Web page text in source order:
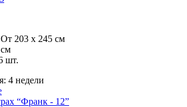
От 203 х 245 см
шт.
4 недели
“Франк - 12”